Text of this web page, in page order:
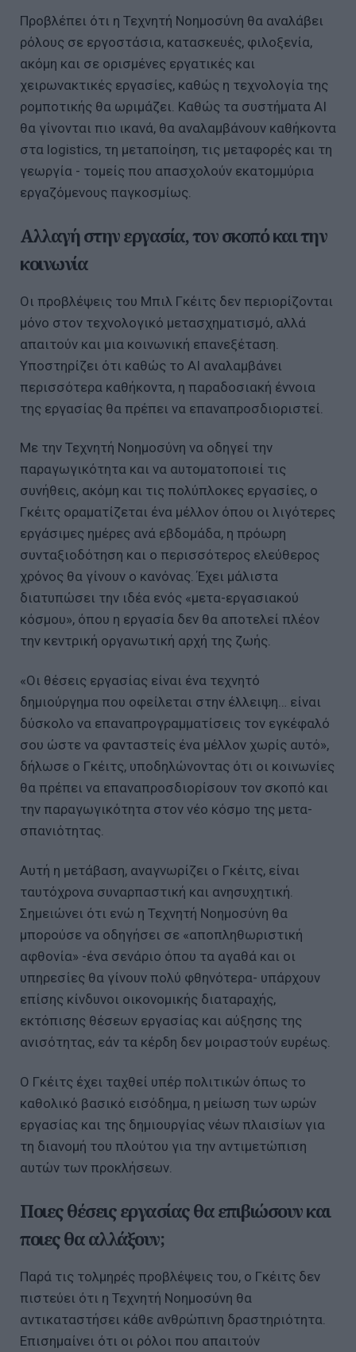
Προβλέπει ότι η Τεχνητή Νοημοσύνη θα αναλάβει
ρόλους σε εργοστάσια, κατασκευές, φιλοξενία,
ακόμη και σε ορισμένες εργατικές και
χειρωνακτικές εργασίες, καθώς η τεχνολογία της
ρομποτικής θα ωριμάζει. Καθώς τα συστήματα AI
θα γίνονται πιο ικανά, θα αναλαμβάνουν καθήκοντα
στα logistics, τη μεταποίηση, τις μεταφορές και τη
γεωργία - τομείς που απασχολούν εκατομμύρια
εργαζόμενους παγκοσμίως.
Αλλαγή στην εργασία, τον σκοπό και την
κοινωνία
Οι προβλέψεις του Μπιλ Γκέιτς δεν περιορίζονται
μόνο στον τεχνολογικό μετασχηματισμό, αλλά
απαιτούν και μια κοινωνική επανεξέταση.
Υποστηρίζει ότι καθώς το AI αναλαμβάνει
περισσότερα καθήκοντα, η παραδοσιακή έννοια
της εργασίας θα πρέπει να επαναπροσδιοριστεί.
Με την Τεχνητή Νοημοσύνη να οδηγεί την
παραγωγικότητα και να αυτοματοποιεί τις
συνήθεις, ακόμη και τις πολύπλοκες εργασίες, ο
Γκέιτς οραματίζεται ένα μέλλον όπου οι λιγότερες
εργάσιμες ημέρες ανά εβδομάδα, η πρόωρη
συνταξιοδότηση και ο περισσότερος ελεύθερος
χρόνος θα γίνουν ο κανόνας. Έχει μάλιστα
διατυπώσει την ιδέα ενός «μετα-εργασιακού
κόσμου», όπου η εργασία δεν θα αποτελεί πλέον
την κεντρική οργανωτική αρχή της ζωής.
«Οι θέσεις εργασίας είναι ένα τεχνητό
δημιούργημα που οφείλεται στην έλλειψη… είναι
δύσκολο να επαναπρογραμματίσεις τον εγκέφαλό
σου ώστε να φανταστείς ένα μέλλον χωρίς αυτό»,
δήλωσε ο Γκέιτς, υποδηλώνοντας ότι οι κοινωνίες
θα πρέπει να επαναπροσδιορίσουν τον σκοπό και
την παραγωγικότητα στον νέο κόσμο της μετα-
σπανιότητας.
Αυτή η μετάβαση, αναγνωρίζει ο Γκέιτς, είναι
ταυτόχρονα συναρπαστική και ανησυχητική.
Σημειώνει ότι ενώ η Τεχνητή Νοημοσύνη θα
μπορούσε να οδηγήσει σε «αποπληθωριστική
αφθονία» -ένα σενάριο όπου τα αγαθά και οι
υπηρεσίες θα γίνουν πολύ φθηνότερα- υπάρχουν
επίσης κίνδυνοι οικονομικής διαταραχής,
εκτόπισης θέσεων εργασίας και αύξησης της
ανισότητας, εάν τα κέρδη δεν μοιραστούν ευρέως.
Ο Γκέιτς έχει ταχθεί υπέρ πολιτικών όπως το
καθολικό βασικό εισόδημα, η μείωση των ωρών
εργασίας και της δημιουργίας νέων πλαισίων για
τη διανομή του πλούτου για την αντιμετώπιση
αυτών των προκλήσεων.
Ποιες θέσεις εργασίας θα επιβιώσουν και
ποιες θα αλλάξουν;
Παρά τις τολμηρές προβλέψεις του, ο Γκέιτς δεν
πιστεύει ότι η Τεχνητή Νοημοσύνη θα
αντικαταστήσει κάθε ανθρώπινη δραστηριότητα.
Επισημαίνει ότι οι ρόλοι που απαιτούν